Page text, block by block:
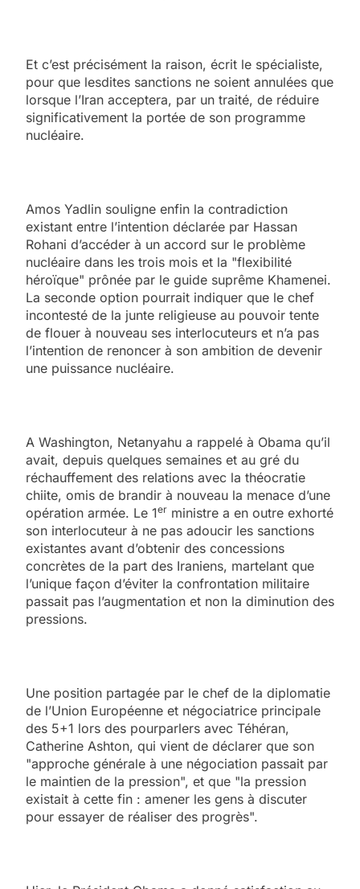
Et c’est précisément la raison, écrit le spécialiste,
pour que lesdites sanctions ne soient annulées que
lorsque l’Iran acceptera, par un traité, de réduire
significativement la portée de son programme
nucléaire.
Amos Yadlin souligne enfin la contradiction
existant entre l’intention déclarée par Hassan
Rohani d’accéder à un accord sur le problème
nucléaire dans les trois mois et la "flexibilité
héroïque" prônée par le guide suprême Khamenei.
La seconde option pourrait indiquer que le chef
incontesté de la junte religieuse au pouvoir tente
de flouer à nouveau ses interlocuteurs et n’a pas
l’intention de renoncer à son ambition de devenir
une puissance nucléaire.
A Washington, Netanyahu a rappelé à Obama qu’il
avait, depuis quelques semaines et au gré du
réchauffement des relations avec la théocratie
chiite, omis de brandir à nouveau la menace d’une
opération armée. Le 1er ministre a en outre exhorté
son interlocuteur à ne pas adoucir les sanctions
existantes avant d’obtenir des concessions
concrètes de la part des Iraniens, martelant que
l’unique façon d’éviter la confrontation militaire
passait pas l’augmentation et non la diminution des
pressions.
Une position partagée par le chef de la diplomatie
de l’Union Européenne et négociatrice principale
des 5+1 lors des pourparlers avec Téhéran,
Catherine Ashton, qui vient de déclarer que son
"approche générale à une négociation passait par
le maintien de la pression", et que "la pression
existait à cette fin : amener les gens à discuter
pour essayer de réaliser des progrès".